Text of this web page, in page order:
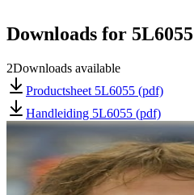
Downloads for 5L6055
2Downloads available
Productsheet 5L6055 (pdf)
Handleiding 5L6055 (pdf)